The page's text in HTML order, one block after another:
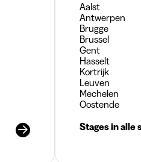
Aalst
Antwerpen
Brugge
Brussel
Gent
Hasselt
Kortrijk
Leuven
Mechelen
Oostende
Stages in alle